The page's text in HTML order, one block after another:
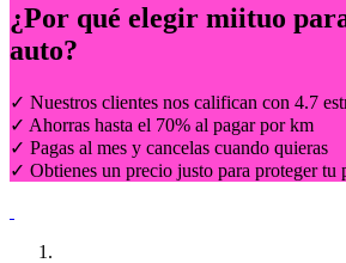
¿Por qué elegir miituo
auto?
✓ Nuestros clientes nos califican con 4.7
✓ Ahorras hasta el 70% al pagar por km
✓ Pagas al mes y cancelas cuando quieras
✓ Obtienes un precio justo para proteger tu